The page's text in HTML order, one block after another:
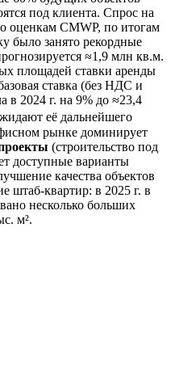
под клиента. Спрос на
оценкам CMWP, по итогам
было занято рекордные
≈1,9 млн кв.м.
площадей ставки аренды
ставка (без НДС и
в 2024 г. на 9% до ≈23,4
её дальнейшего
рынке доминирует
(строительство под
доступные варианты
качества объектов
штаб-квартир: в 2025 г. в
несколько больших
м².